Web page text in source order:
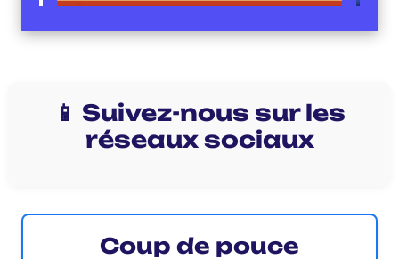
📱 Suivez-nous sur les
réseaux sociaux
Coup de pouce